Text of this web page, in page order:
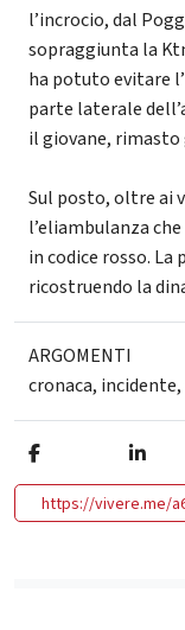
l’incrocio, dal
sopraggiunta la
ha potuto evitare
parte laterale
il giovane,
Sul posto, oltre ai
l’eliambulanza
in codice rosso.
ricostruendo la
ARGOMENTI
cronaca, incidente,
https://vivere.me/